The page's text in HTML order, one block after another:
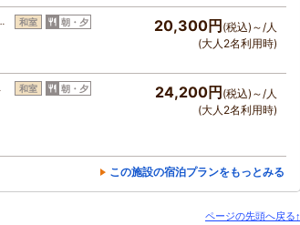
和室 朝・夕 20,300円(税込)～/人
(大人2名利用時)
和室 朝・夕 24,200円(税込)～/人
(大人2名利用時)
この施設の宿泊プランをもっとみる
ページの先頭へ戻る↑